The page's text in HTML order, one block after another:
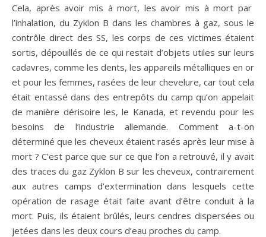
Cela, après avoir mis à mort, les avoir mis à mort par
l’inhalation, du Zyklon B dans les chambres à gaz, sous le
contrôle direct des SS, les corps de ces victimes étaient
sortis, dépouillés de ce qui restait d’objets utiles sur leurs
cadavres, comme les dents, les appareils métalliques en or
et pour les femmes, rasées de leur chevelure, car tout cela
était entassé dans des entrepôts du camp qu’on appelait
de manière dérisoire les, le Kanada, et revendu pour les
besoins de l’industrie allemande. Comment a-t-on
déterminé que les cheveux étaient rasés après leur mise à
mort ? C’est parce que sur ce que l’on a retrouvé, il y avait
des traces du gaz Zyklon B sur les cheveux, contrairement
aux autres camps d’extermination dans lesquels cette
opération de rasage était faite avant d’être conduit à la
mort. Puis, ils étaient brûlés, leurs cendres dispersées ou
jetées dans les deux cours d’eau proches du camp.